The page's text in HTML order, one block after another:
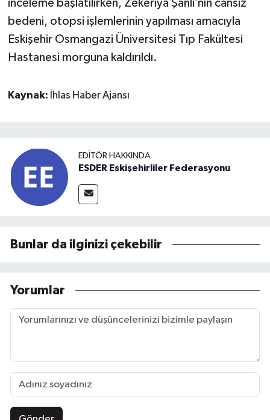
inceleme başlatılırken, Zekeriya Şanlı’nın cansız
bedeni, otopsi işlemlerinin yapılması amacıyla
Eskişehir Osmangazi Üniversitesi Tıp Fakültesi
Hastanesi morguna kaldırıldı.
Kaynak: İhlas Haber Ajansı
EDITÖR HAKKINDA
ESDER Eskişehirliler Federasyonu
Bunlar da ilginizi çekebilir
Yorumlar